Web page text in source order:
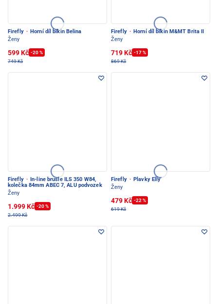
Firefly · Horní díl bikin Belina
Ženy
599 Kč -20 %
749 Kč
Firefly · Horní díl bikin M&MT Brita II
Ženy
719 Kč -17 %
869 Kč
Firefly ·
In-line brusle ILS 350 W84,
kolečka 84mm ABEC 7, ALU podvozek
Ženy
1.999 Kč -20 %
2.499 Kč
Firefly · Plavky Elly
Ženy
479 Kč -22 %
619 Kč